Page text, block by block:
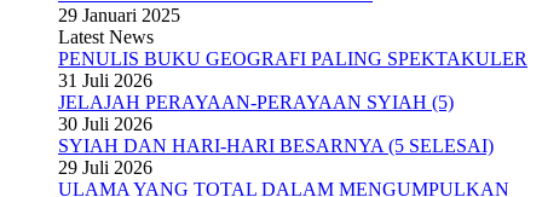
29 Januari 2025
Latest News
PENULIS BUKU GEOGRAFI PALING SPEKTAKULER
31 Juli 2026
JELAJAH PERAYAAN-PERAYAAN SYIAH (5)
30 Juli 2026
SYIAH DAN HARI-HARI BESARNYA (5 SELESAI)
29 Juli 2026
ULAMA YANG TOTAL DALAM MENGUMPULKAN